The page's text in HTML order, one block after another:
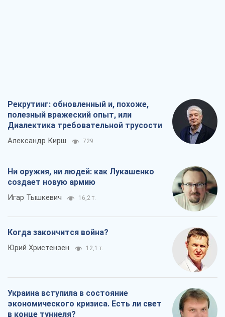
Рекрутинг: обновленный и, похоже,
полезный вражеский опыт, или
Диалектика требовательной трусости
Александр Кирш 729
Ни оружия, ни людей: как Лукашенко
создает новую армию
Игар Тышкевич 16,2 т.
Когда закончится война?
Юрий Христензен 12,1 т.
Украина вступила в состояние
экономического кризиса. Есть ли свет
в конце туннеля?